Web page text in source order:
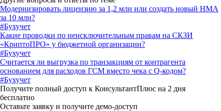
Модернизировать лицензию за 1,2 млн или создать новый НМА
за 10 млн?
#Бухучет
Какие проводки по неисключительным правам на СКЗИ
«КриптоПРО» у бюджетной организации?
#Бухучет
Считается ли выгрузка по транзакциям от контрагента
основанием для расходов ГСМ вместо чека с Q-кодом?
#Бухучет
Получите полный доступ к КонсультантПлюс на 2 дня
бесплатно
Оставьте заявку и получите демо-доступ